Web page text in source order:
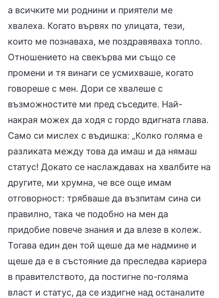
а всичките ми роднини и приятели ме
хвалеха. Когато вървях по улицата, тези,
които ме познаваха, ме поздравяваха топло.
Отношението на свекърва ми също се
промени и тя винаги се усмихваше, когато
говореше с мен. Дори се хвалеше с
възможностите ми пред съседите. Най-
накрая можех да ходя с гордо вдигната глава.
Само си мислех с въдишка: „Колко голяма е
разликата между това да имаш и да нямаш
статус! Докато се наслаждавах на хвалбите на
другите, ми хрумна, че все още имам
отговорност: трябваше да възпитам сина си
правилно, така че подобно на мен да
придобие повече знания и да влезе в колеж.
Тогава един ден той щеше да ме надмине и
щеше да е в състояние да преследва кариера
в правителството, да постигне по-голяма
власт и статус, да се издигне над останалите